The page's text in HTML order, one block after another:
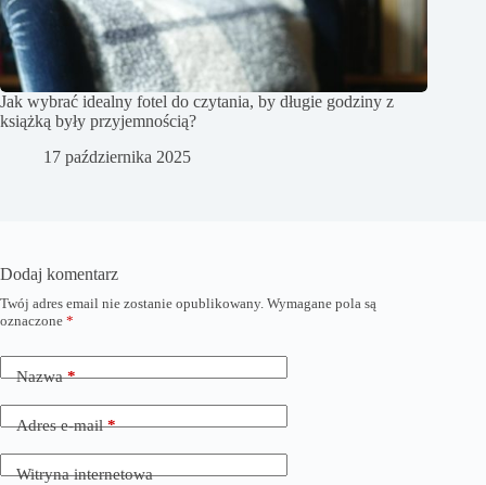
Jak wybrać idealny fotel do czytania, by długie godziny z
książką były przyjemnością?
17 października 2025
Dodaj komentarz
Twój adres email nie zostanie opublikowany. Wymagane pola są
oznaczone *
Nazwa*
Adres e-mail*
Witryna internetowa